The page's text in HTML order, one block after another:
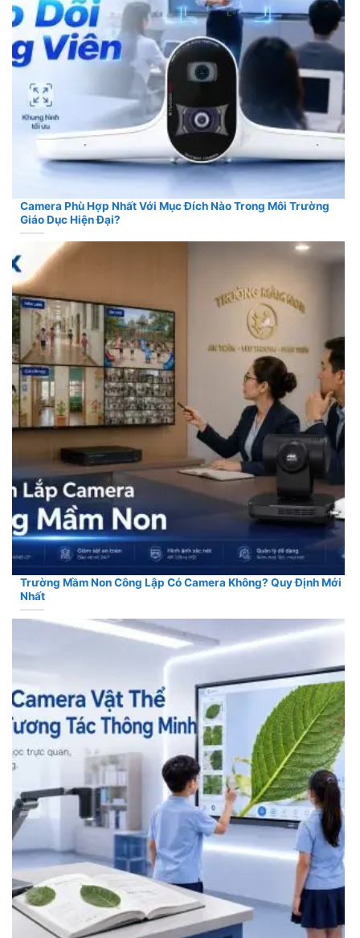
Camera Phù Hợp Nhất Với Mục Đích Nào Trong Môi Trường
Giáo Dục Hiện Đại?
Trường Mầm Non Công Lập Có Camera Không? Quy Định Mới
Nhất